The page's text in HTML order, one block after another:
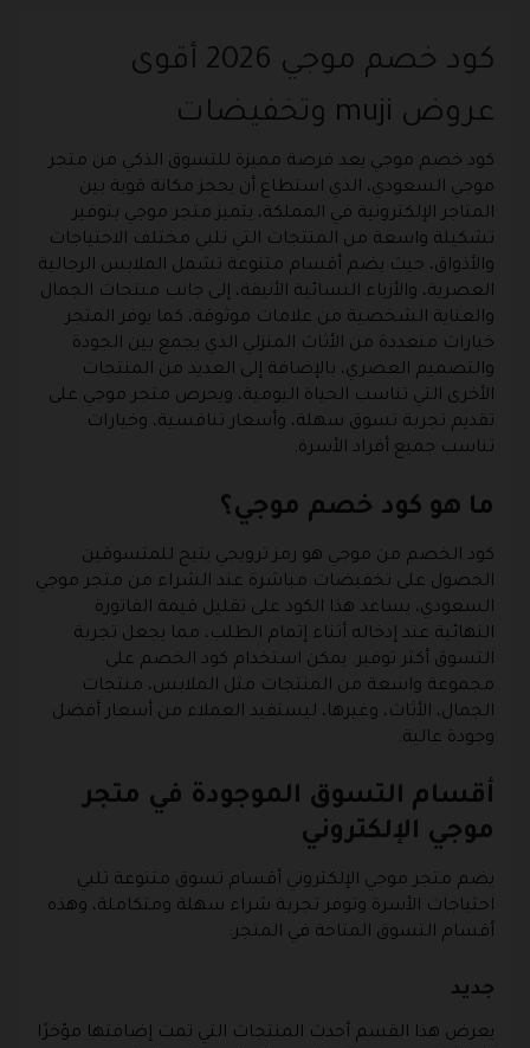
كود خصم موجي 2026 أقوى
عروض muji وتخفيضات
كود خصم موجي يعد فرصة مميزة للتسوق الذكي من متجر
موجي السعودي، الذي استطاع أن يحجز مكانة قوية بين
المتاجر الإلكترونية في المملكة، يتميز متجر موجي بتوفير
تشكيلة واسعة من المنتجات التي تلبي مختلف الاحتياجات
والأذواق، حيث يضم أقسام متنوعة تشمل الملابس الرجالية
العصرية، والأزياء النسائية الأنيقة، إلى جانب منتجات الجمال
والعناية الشخصية من علامات موثوقة، كما يوفر المتجر
خيارات متعددة من الأثاث المنزلي الذي يجمع بين الجودة
والتصميم العصري، بالإضافة إلى العديد من المنتجات
الأخرى التي تناسب الحياة اليومية، ويحرص متجر موجي على
تقديم تجربة تسوق سهلة، وأسعار تنافسية، وخيارات
تناسب جميع أفراد الأسرة.
ما هو كود خصم موجي؟
كود الخصم من موجي هو رمز ترويجي يتيح للمتسوقين
الحصول على تخفيضات مباشرة عند الشراء من متجر موجي
السعودي، يساعد هذا الكود على تقليل قيمة الفاتورة
النهائية عند إدخاله أثناء إتمام الطلب، مما يجعل تجربة
التسوق أكثر توفير. يمكن استخدام كود الخصم على
مجموعة واسعة من المنتجات مثل الملابس، منتجات
الجمال، الأثاث، وغيرها، ليستفيد العملاء من أسعار أفضل
وجودة عالية.
أقسام التسوق الموجودة في متجر
موجي الإلكتروني
يضم متجر موجي الإلكتروني أقسام تسوق متنوعة تلبي
احتياجات الأسرة وتوفر تجربة شراء سهلة ومتكاملة، وهذه
أقسام التسوق المتاحة في المتجر:
جديد
يعرض هذا القسم أحدث المنتجات التي تمت إضافتها مؤخرًا